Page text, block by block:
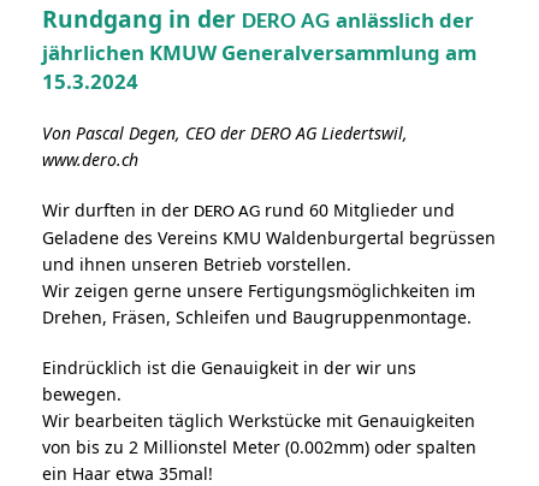
Rundgang in der DERO AG anlässlich der
jährlichen KMUW Generalversammlung am
15.3.2024
Von Pascal Degen, CEO der DERO AG Liedertswil,
www.dero.ch
Wir durften in der DERO AG rund 60 Mitglieder und
Geladene des Vereins KMU Waldenburgertal begrüssen
und ihnen unseren Betrieb vorstellen.
Wir zeigen gerne unsere Fertigungsmöglichkeiten im
Drehen, Fräsen, Schleifen und Baugruppenmontage.
Eindrücklich ist die Genauigkeit in der wir uns
bewegen.
Wir bearbeiten täglich Werkstücke mit Genauigkeiten
von bis zu 2 Millionstel Meter (0.002mm) oder spalten
ein Haar etwa 35mal!